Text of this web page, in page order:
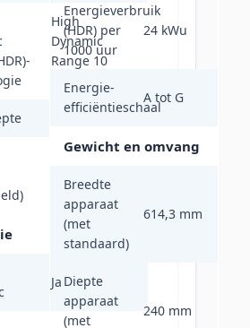
High
Dynamic
Range 10
(HDR10)
8 Bit
99 procent
Ja
Energieverbruik
(HDR) per
1000 uur
24 kWu
Energie-
efficiëntieschaal
A tot G
Gewicht en omvang
Breedte
apparaat
(met
standaard)
614,3 mm
Diepte
apparaat
(met
240 mm